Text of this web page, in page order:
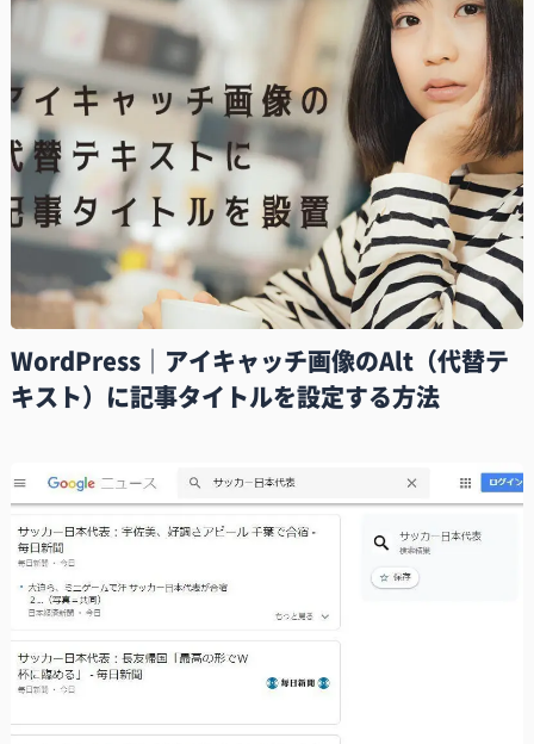
WordPress｜アイキャッチ画像のAlt（代替テ
キスト）に記事タイトルを設定する方法